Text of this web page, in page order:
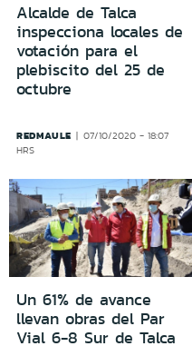
Alcalde de Talca
inspecciona locales de
votación para el
plebiscito del 25 de
octubre
REDMAULE
07/10/2020 - 18:07
HRS
Un 61% de avance
llevan obras del Par
Vial 6-8 Sur de Talca